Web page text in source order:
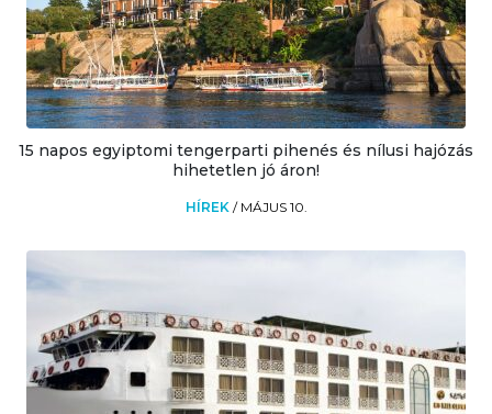
15 napos egyiptomi tengerparti pihenés és nílusi hajózás
hihetetlen jó áron!
HÍREK / MÁJUS 10.